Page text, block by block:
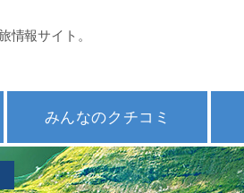
みんなのクチコミ